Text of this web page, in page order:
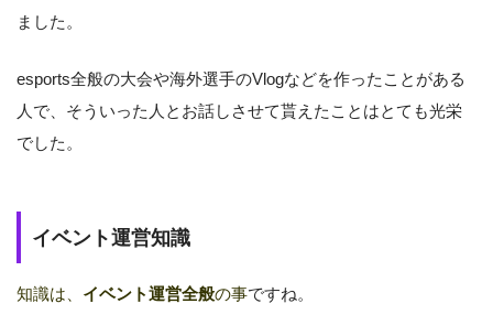
ました。
esports全般の大会や海外選手のVlogなどを作ったことがある
人で、そういった人とお話しさせて貰えたことはとても光栄
でした。
イベント運営知識
知識は、 イベント運営全般の事ですね。